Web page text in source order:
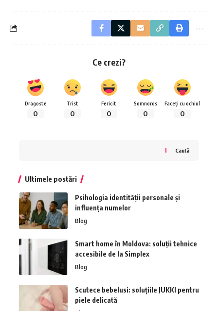
Ce crezi?
Dragoste
0
Trist
0
Fericit
0
Somnoros
0
Faceți cu ochiul
0
Caută
Ultimele postări
Psihologia identității personale și
influența numelor
Blog
Smart home în Moldova: soluții tehnice
accesibile de la Simplex
Blog
Scutece bebelusi: soluțiile JUKKI pentru
piele delicată